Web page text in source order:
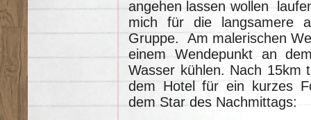
angehen lassen wollen
mich für die langsamere
Gruppe. Am malerischen
einem Wendepunkt an
Wasser kühlen. Nach 15km
dem Hotel für ein kurzes
dem Star des Nachmittags: